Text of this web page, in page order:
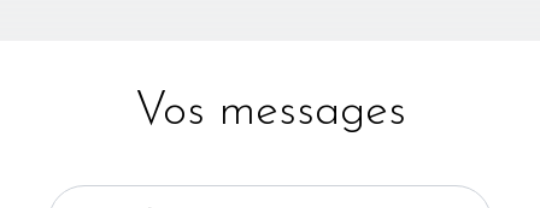
Vos messages